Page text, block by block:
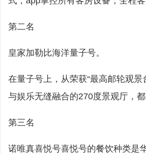
第二名
皇家加勒比海洋量子号。
在量子号上，从荣获“最高邮轮观
与娱乐无缝融合的270度景观厅，
第三名
诺唯真喜悦号喜悦号的餐饮种类是